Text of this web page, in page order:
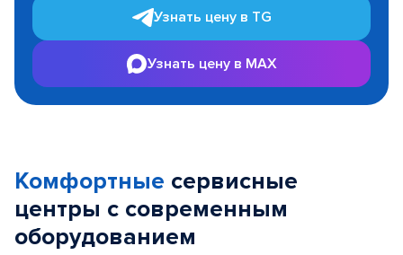
Узнать цену в TG
Узнать цену в MAX
Комфортные сервисные
центры с современным
оборудованием